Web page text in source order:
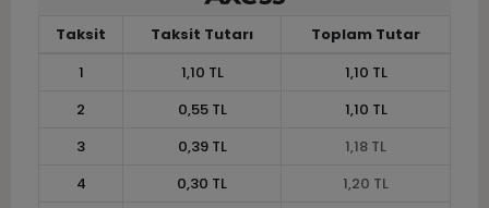
Taksit Taksit Tutarı
Toplam Tutar
1
1,10 TL
1,10 TL
2
0,55 TL
1,10 TL
3
0,39 TL
1,18 TL
4
0,30 TL
1,20 TL